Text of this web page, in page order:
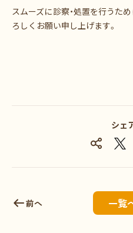
スムーズに診察・処置を行うた
ろしくお願い申し上げます。
シェ
前へ 一覧